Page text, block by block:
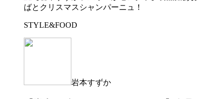
STYLE&FOOD
岩本すずか